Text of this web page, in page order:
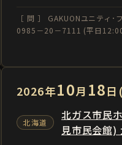
［ 問 ］ GAKUONユニティ･
0985－20－7111 (平日
2026年10月 18
北海道
北ガス市民
見市民会館)